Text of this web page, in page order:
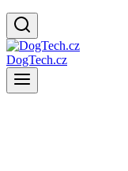
DogTech.cz